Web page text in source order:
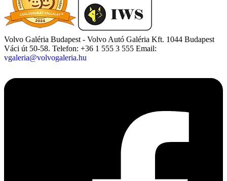
Volvo Galéria Budapest - Volvo Autó Galéria Kft. 1044 Budapest
Váci út 50-58. Telefon: +36 1 555 3 555 Email:
vgaleria@volvogaleria.hu